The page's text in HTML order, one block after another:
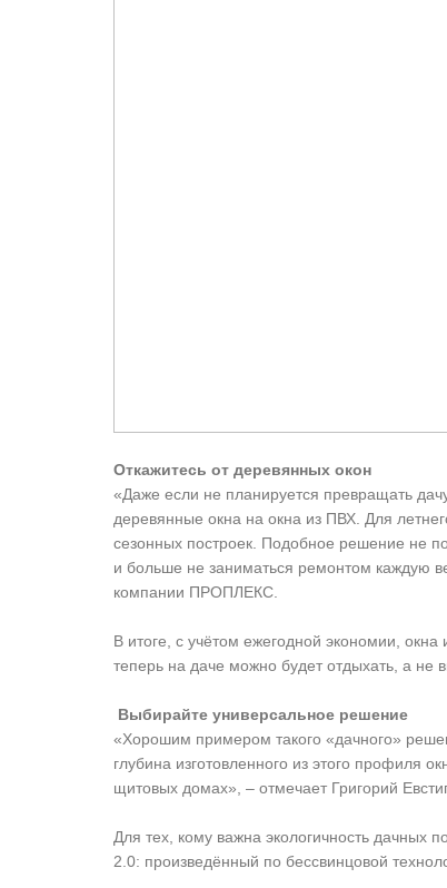
Откажитесь от деревянных окон
«Даже если не планируется превращать
деревянные окна на окна из ПВХ. Для
сезонных построек. Подобное решение не
и больше не заниматься ремонтом каждую
компании ПРОПЛЕКС.
В итоге, с учётом ежегодной экономии,
теперь на даче можно будет отдыхать, а не
Выбирайте универсальное решение
«Хорошим примером такого «дачного»
глубина изготовленного из этого профиля
щитовых домах», – отмечает Григорий
Для тех, кому важна экологичность дачных
2.0: произведённый по бессвинцовой